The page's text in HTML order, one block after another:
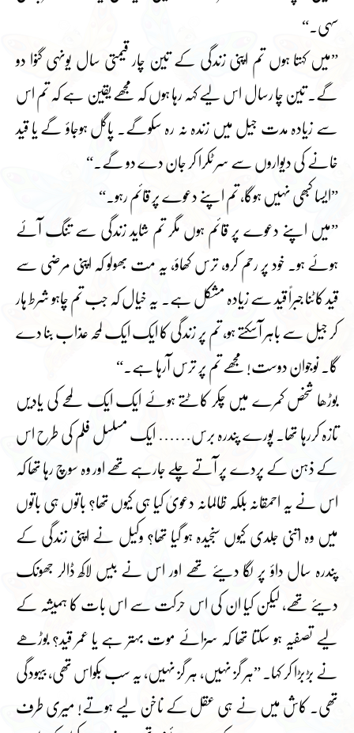
سہی۔“
”میں کہتا ہوں تم اپنی زندگی کے تین چار قیمتی سال یونہی گنوا دو
گے۔ تین چا رسال اس لیے کہہ رہا ہوں کہ مجھے یقین ہے کہ تم اس
سے زیادہ مدت جیل میں زندہ نہ رہ سکوگے۔ پاگل ہوجاؤ گے یا قید
خانے کی دیواروں سے سر ٹکرا کر جان دے دو گے۔“
”ایسا کبھی نہیں ہوگا، تم اپنے دعوے پر قائم رہو۔“
”میں اپنے دعوے پر قائم ہوں مگر تم شاید زندگی سے تنگ آئے
ہوئے ہو۔ خود پر رحم کرو، ترس کھاؤ، یہ مت بھولو کہ اپنی مرضی سے
قید کاٹنا جبراً قید سے زیادہ مشکل ہے۔ یہ خیال کہ جب تم چاہو شرط ہار
کر جیل سے باہر آسکتے ہو، تم پر زندگی کا ایک ایک لمحہ عذاب بنا دے
گا۔ نوجوان دوست! مجھے تم پر ترس آرہا ہے۔“
بوڑھا شخص کمرے میں چکر کاٹتے ہوئے ایک ایک لمحے کی یادیں
تازہ کررہا تھا۔ پورے پندرہ برس…… ایک مسلسل فلم کی طرح اس
کے ذہن کے پردے پر آتے چلے جارہے تھے اور وہ سوچ رہا تھا کہ
اس نے یہ احمقانہ بلکہ ظالمانہ دعویٰ کیا ہی کیوں تھا؟ باتوں ہی باتوں
میں وہ اتنی جلدی کیوں سنجیدہ ہو گیا تھا؟ وکیل نے اپنی زندگی کے
پندرہ سال داؤ پر لگا دیئے تھے اور اس نے بیس لاکھ ڈالر جھونک
دیئے تھے، لیکن کیا ان کی اس حرکت سے اس بات کا ہمیشہ کے
لیے تصفیہ ہو سکتا تھا کہ سزائے موت بہتر ہے یا عمر قید؟ بوڑھے
نے بڑبڑا کر کہا۔ ”ہر گز نہیں، ہر گز نہیں، یہ سب بکواس تھی، بیہودگی
تھی۔ کاش میں نے ہی عقل کے ناخن لیے ہوتے! میری طرف